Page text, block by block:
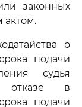
законных
актом.
о
подачи
судья
отказе в
подачи